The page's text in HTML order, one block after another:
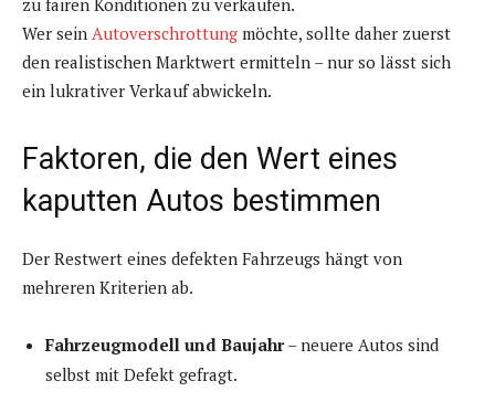
Wer sein Autoverschrottung möchte, sollte daher zuerst
den realistischen Marktwert ermitteln – nur so lässt sich
ein lukrativer Verkauf abwickeln.
Faktoren, die den Wert eines
kaputten Autos bestimmen
Der Restwert eines defekten Fahrzeugs hängt von
mehreren Kriterien ab.
Fahrzeugmodell und Baujahr– neuere Autos sind
selbst mit Defekt gefragt.